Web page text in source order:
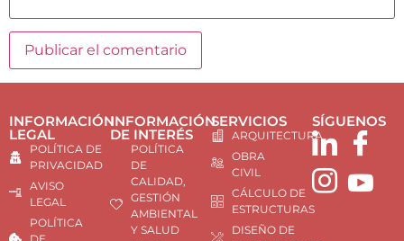
INFORMACIÓN
LEGAL
POLÍTICA DE
PRIVACIDAD
AVISO
LEGAL
POLÍTICA
INFORMACIÓN
DE INTERÉS
POLÍTICA
DE
CALIDAD,
GESTIÓN
AMBIENTAL
Y SALUD
SERVICIOS
ARQUITECTURA
OBRA
CIVIL
CÁLCULO DE
ESTRUCTURAS
DISEÑO DE
SÍGUENOS